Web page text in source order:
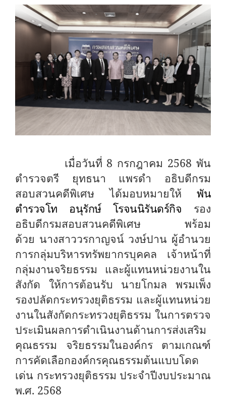
เมื่อวันที่ 8 กรกฎาคม 2568 พัน
ตำรวจตรี ยุทธนา แพรดำ อธิบดีกรม
สอบสวนคดีพิเศษ ได้มอบหมายให้
พัน
ตำรวจโท อนุรักษ์ โรจนนิรันดร์กิจ
รอง
อธิบดีกรมสอบสวนคดีพิเศษ พร้อม
ด้วย นางสาววรกาญจน์ วงษ์ปาน ผู้อำนวย
การกลุ่มบริหารทรัพยากรบุคคล เจ้าหน้าที่
กลุ่มงานจริยธรรม
และผู้แทนหน่วยงานใน
สังกัด ให้การต้อนรับ นายโกมล พรมเพ็ง
รองปลัดกระทรวงยุติธรรม และผู้แทนหน่วย
งานในสังกัดกระทรวงยุติธรรม ในการตรวจ
ประเมินผลการดำเนินงานด้านการส่งเสริม
คุณธรรม จริยธรรมในองค์กร ตามเกณฑ์
การคัดเลือกองค์กรคุณธรรมต้นแบบโดด
เด่น กระทรวงยุติธรรม ประจำปีงบประมาณ
พ.ศ. 2568